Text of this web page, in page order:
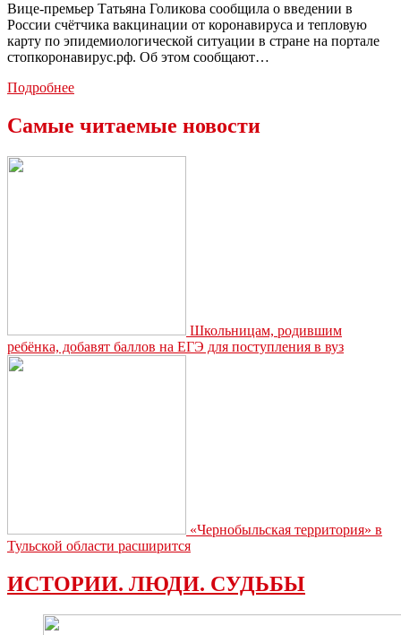
Вице-премьер Татьяна Голикова сообщила о введении в
России счётчика вакцинации от коронавируса и тепловую
карту по эпидемиологической ситуации в стране на портале
стопкоронавирус.рф. Об этом сообщают…
ПодробнееВ
счётчик
Самые читаемые новости
Школьницам, родившим
ребёнка, добавят баллов на ЕГЭ для поступления в вуз
«Чернобыльская территория» в
Тульской области расширится
ИСТОРИИ. ЛЮДИ. СУДЬБЫ